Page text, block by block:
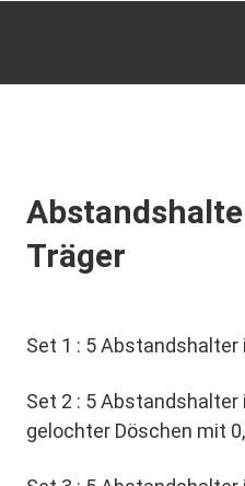
Kontakt
Träger
Set 1 : 5 Abstandshalter
Set 2 : 5 Abstandshalter
gelochter Döschen mit